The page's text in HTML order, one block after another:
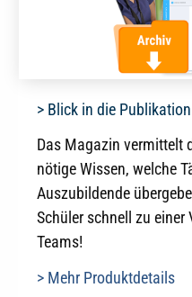
> Blick in die Publikation
Das Magazin vermittelt
nötige Wissen, welche
Auszubildende
Schüler schnell zu einer
Teams!
> Mehr Produktdetails